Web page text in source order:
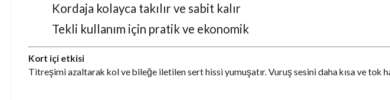
Kordaja kolayca takılır ve sabit kalır
Tekli kullanım için pratik ve ekonomik
Kort içi etkisi
Titreşimi azaltarak kol ve bileğe iletilen sert hissi yumuşatır. Vuruş sesini daha kısa ve